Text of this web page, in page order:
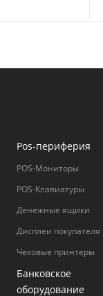
Pos-периферия
POS-Мониторы
POS-Клавиатуры
Денежные ящики
Дисплеи покупателя
Чековые принтеры
Банковское
оборудование